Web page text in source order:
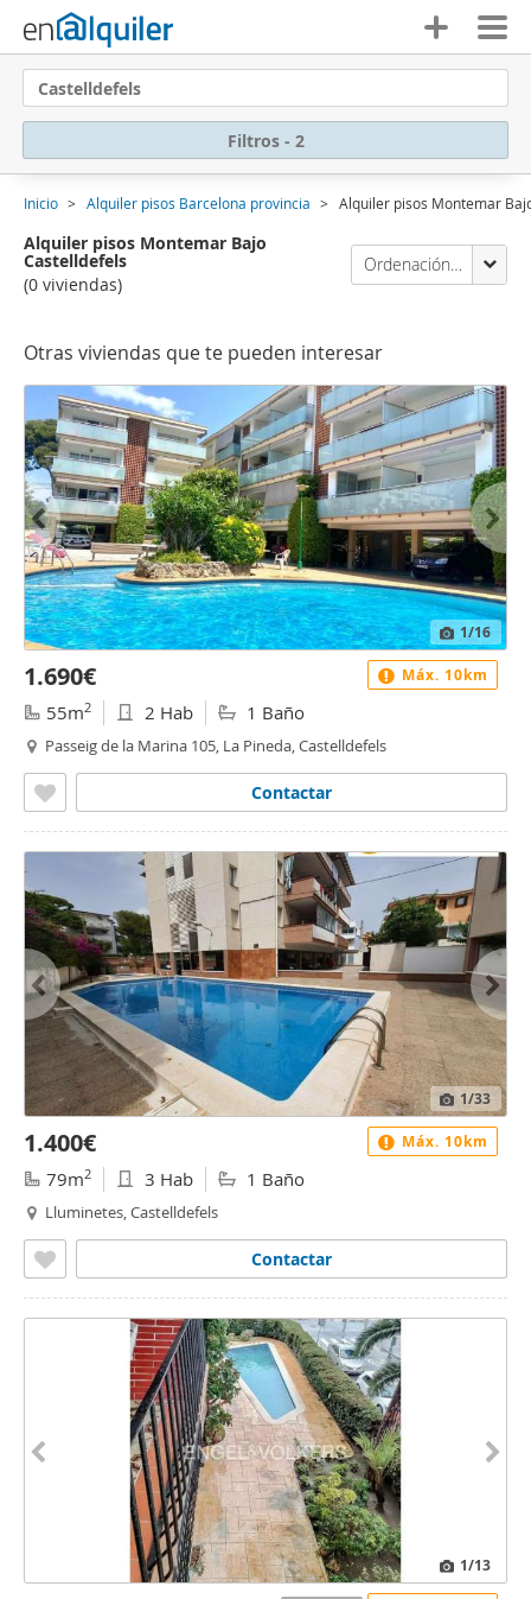
Castelldefels
Filtros - 2
Inicio Alquiler pisos Barcelona provincia Alquiler pisos Montemar
Alquiler pisos Montemar Bajo
Castelldefels
(0 viviendas)
Ordenación Enalquiler
Otras viviendas que te pueden interesar
1/16
1.690€
55m2 2 Hab 1 Baño
Passeig de la Marina 105, La Pineda, Castelldefels
Contactar
Máx. 10km
1/33
1.400€
79m2 3 Hab 1 Baño
Lluminetes, Castelldefels
Contactar
Máx. 10km
1/13